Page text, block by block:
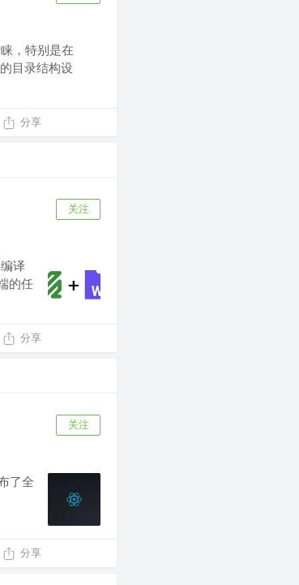
，特别是在
目录结构设
分享
关注
译
的任
分享
关注
了全
分享